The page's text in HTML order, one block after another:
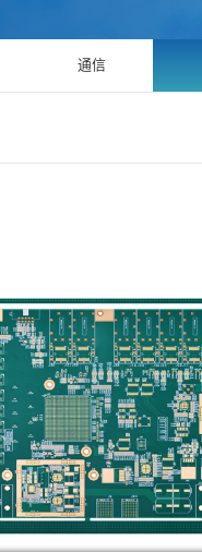
通信